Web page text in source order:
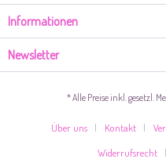
Informationen
Newsletter
* Alle Preise inkl. gesetzl.
Über uns Kontakt
Widerrufsrecht